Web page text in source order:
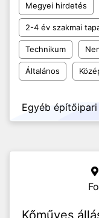
Megyei hirdetés
2-4 év szakmai
Technikum
Általános
Egyéb
Kőműves